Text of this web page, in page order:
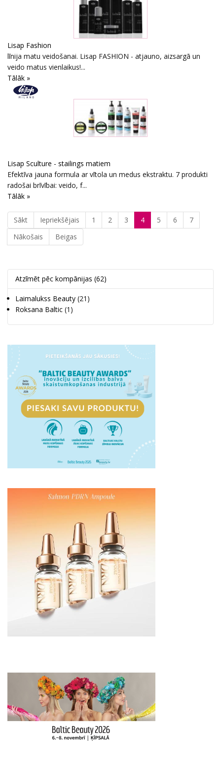
Lisap Fashion
līnija matu veidošanai. Lisap FASHION - atjauno, aizsargā un
veido matus vienlaikus!...
Tālāk »
Lisap Sculture - stailings matiem
Efektīva jauna formula ar vītola un medus ekstraktu. 7 produkti
radošai brīvībai: veido, f...
Tālāk »
Sākt Iepriekšējais 1 2 3 4 5 6
7
Nākošais
Beigas
Atzīmēt pēc kompānijas (62)
Laimalukss Beauty (21)
Roksana Baltic (1)